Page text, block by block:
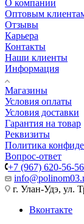
О компании
Оптовым
Отзывы
Карьера
Контакты
Наши клиенты
Информация
Магазины
Условия оплаты
Условия доставки
Гарантия на товар
Реквизиты
Политика
Вопрос-ответ
+7 (967) 620-56-56
г. Улан-Удэ, ул.
Вконтакте